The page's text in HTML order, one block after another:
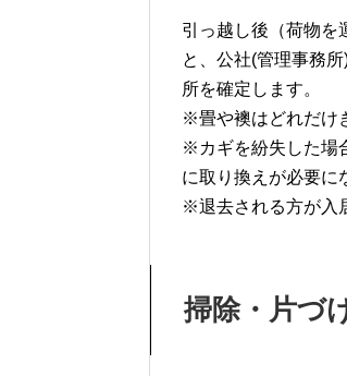
引っ越し後（荷物を
と、公社(管理事務
所を確定します。
※畳や襖はどれだけ
※カギを紛失した場
に取り換えが必要に
※退去される方が入
掃除・片づ